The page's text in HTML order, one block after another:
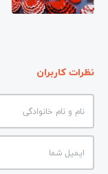
نظرات کاربران